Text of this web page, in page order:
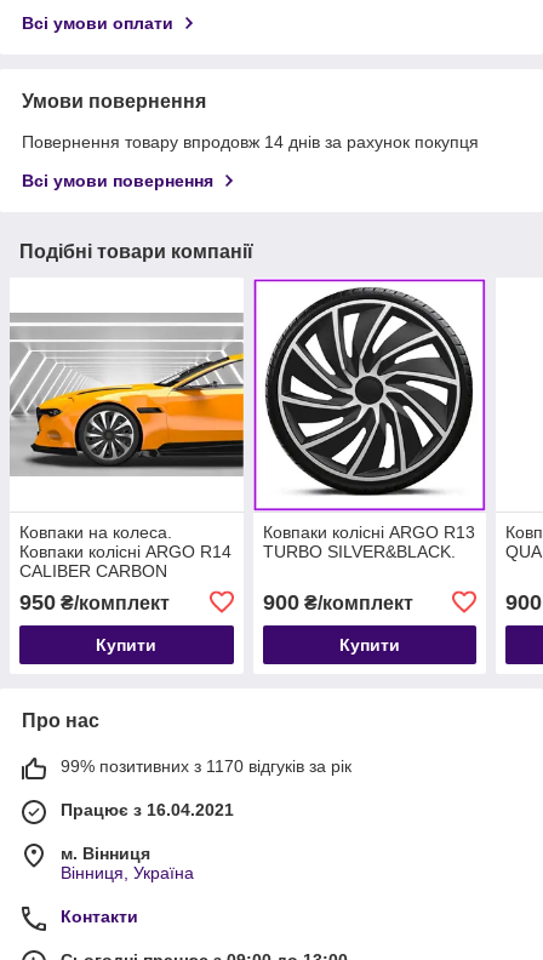
Всі умови оплати
Умови повернення
Повернення товару впродовж 14 днів за рахунок покупця
Всі умови повернення
Подібні товари компанії
Ковпаки на колеса.
Ковпаки колісні ARGO R14
CALIBER CARBON
SILVER/BLACK. Колпаки
на диски
950 ₴/комплект
Купити
Ковпаки колісні ARGO R13
TURBO SILVER&BLACK.
900₴/комплект
Купити
900
Про нас
99% позитивних з 1170 відгуків за рік
Працює з 16.04.2021
м. Вінниця
Вінниця, Україна
Контакти